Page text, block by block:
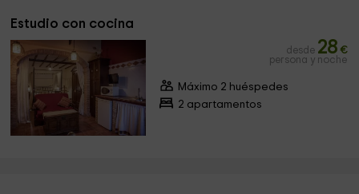
Estudio con cocina
desde 28 €
persona y noche
Máximo 2 huéspedes
2 apartamentos